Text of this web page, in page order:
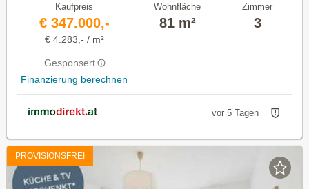
Kaufpreis
€ 347.000,-
€ 4.283,- / m²
Gesponsert
Finanzierung berechnen
Wohnfläche
81 m²
Zimmer
3
vor 5 Tagen
PROVISIONSFREI